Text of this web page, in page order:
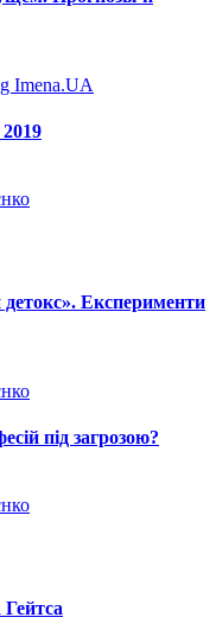
Imena.UA
Експерименти
під загрозою?
Гейтса